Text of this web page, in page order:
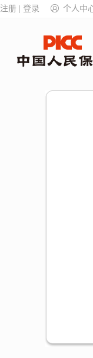
注册 | 登录 个人中